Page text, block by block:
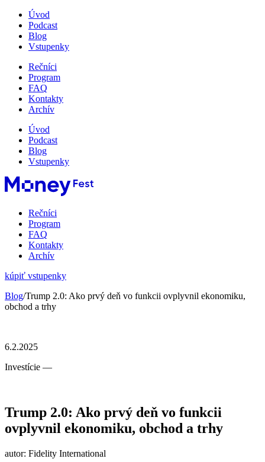
Úvod
Podcast
Blog
Vstupenky
Rečníci
Program
FAQ
Kontakty
Archív
Úvod
Podcast
Blog
Vstupenky
Rečníci
Program
FAQ
Kontakty
Archív
kúpiť vstupenky
Blog/Trump 2.0: Ako prvý deň vo funkcii ovplyvnil ekonomiku,
obchod a trhy
6.2.2025
Investície —
Trump 2.0: Ako prvý deň vo funkcii
ovplyvnil ekonomiku, obchod a trhy
autor: Fidelity International